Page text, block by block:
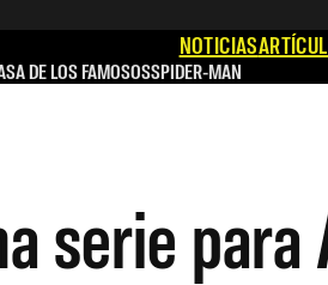
NOTICIAS
DE LOS FAMOSOSSPIDER-MAN
serie para